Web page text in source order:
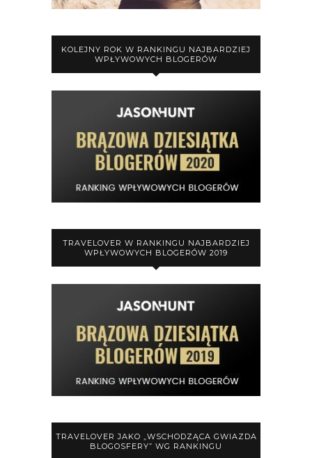
KOLEJNY ROK W RANKINGU NAJBARDZIEJ
WPŁYWOWYCH BLOGERÓW
TRAVELOVER W RANKINGU NAJBARDZIEJ
WPŁYWOWYCH BLOGERÓW 2019
TRAVELOVER JAKO „WSCHODZĄCA GWIAZDA
BLOGOSFERY” WG RANKINGU